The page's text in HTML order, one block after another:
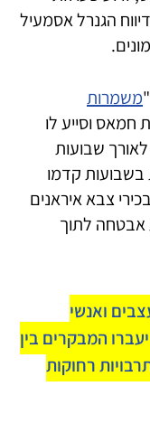
הגנרל אסמעיל
משמרות
חמאס וסייע לו
שבועות
בשבועות קדמו
צבא איראנים
אבטחה לתוך
ואנשי
המבקרים בין
רחוקות